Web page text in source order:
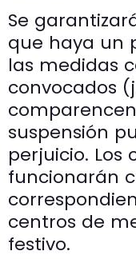
Se
que haya un
las medidas
convocados
suspensión
perjuicio. Los
funcionarán
centros de
festivo.